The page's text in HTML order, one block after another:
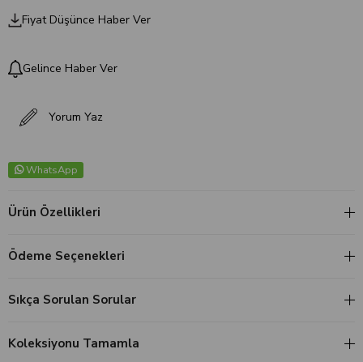
Fiyat Düşünce Haber Ver
Gelince Haber Ver
Yorum Yaz
WhatsApp
Ürün Özellikleri
Ödeme Seçenekleri
Sıkça Sorulan Sorular
Koleksiyonu Tamamla